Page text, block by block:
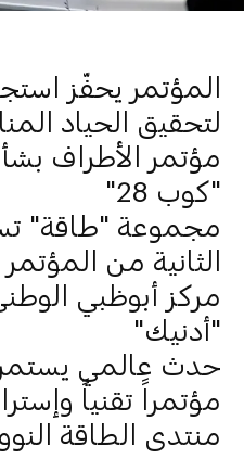
المؤتمر يحفّز
لتحقيق الحياد
مؤتمر الأطراف
"كوب 28"
مجموعة "طاقة"
الثانية من
مركز أبوظبي
"أدنيك"
حدث عالمي يستمر
مؤتمراً تقنياً
منتدى الطاقة